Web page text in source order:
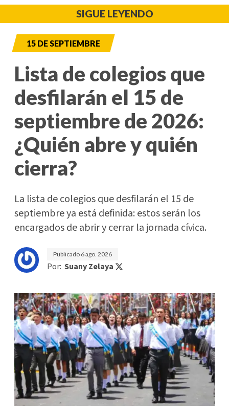
SIGUE LEYENDO
15 DE SEPTIEMBRE
Lista de colegios que
desfilarán el 15 de
septiembre de 2026:
¿Quién abre y quién
cierra?
La lista de colegios que desfilarán el 15 de
septiembre ya está definida: estos serán los
encargados de abrir y cerrar la jornada cívica.
Publicado 6 ago. 2026
Por: Suany Zelaya